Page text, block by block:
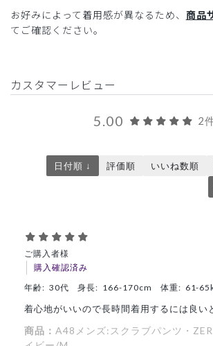
お好みによって着用感が異なるため、 商品
てご確認ください。
カスタマーレビュー
5.00 2
日付順 ↓ 評価順 いいね数順
ご購入者様
購入確認済み
年齢: 30代 身長: 166-170cm 体重: 61-
着心地がいいので長時間着用するには良い
商品： A48メンズ:スクラブパンツ・